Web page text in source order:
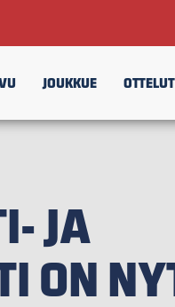
JOUKKUE OTTELUT
JA
ON